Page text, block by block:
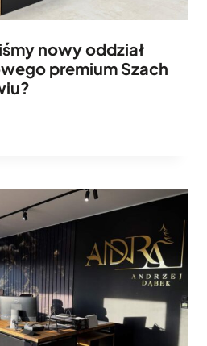
nowy oddział
premium Szach